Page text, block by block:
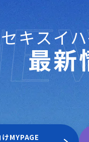
セキスイ
最新
MYPAGE